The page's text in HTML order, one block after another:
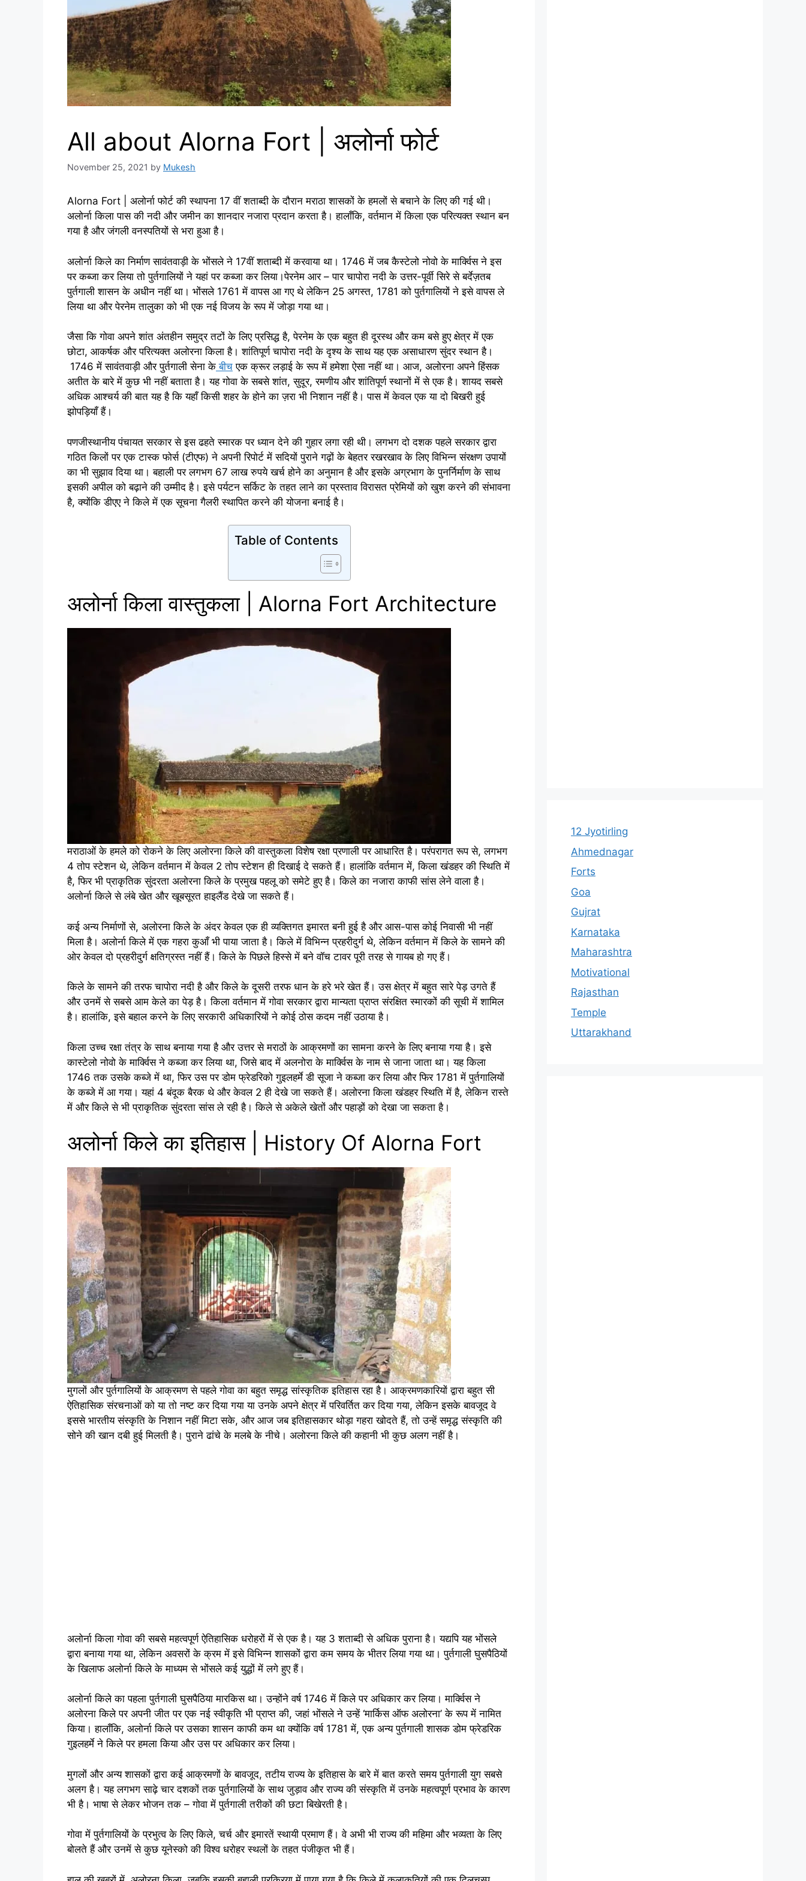
All about Alorna Fort | अलोर्ना फोर्ट
November 25, 2021 by Mukesh
Alorna Fort | अलोर्ना फोर्ट की स्थापना 17 वीं शताब्दी के दौरान मराठा शासकों के हमलों से बचाने के लिए की गई थी।
अलोर्ना किला पास की नदी और जमीन का शानदार नजारा प्रदान करता है। हालाँकि, वर्तमान में किला एक परित्यक्त स्थान बन
गया है और जंगली वनस्पतियों से भरा हुआ है।
अलोर्ना किले का निर्माण सावंतवाड़ी के भोंसले ने 17वीं शताब्दी में करवाया था। 1746 में जब कैस्टेलो नोवो के मार्क्विस ने इस
पर कब्जा कर लिया तो पुर्तगालियों ने यहां पर कब्जा कर लिया।पेरनेम आर – पार चापोरा नदी के उत्तर-पूर्वी सिरे से बर्देज़तब
पुर्तगाली शासन के अधीन नहीं था। भोंसले 1761 में वापस आ गए थे लेकिन 25 अगस्त, 1781 को पुर्तगालियों ने इसे वापस ले
लिया था और पेरनेम तालुका को भी एक नई विजय के रूप में जोड़ा गया था।
जैसा कि गोवा अपने शांत अंतहीन समुद्र तटों के लिए प्रसिद्ध है, पेरनेम के एक बहुत ही दूरस्थ और कम बसे हुए क्षेत्र में एक
छोटा, आकर्षक और परित्यक्त अलोरना किला है। शांतिपूर्ण चापोरा नदी के दृश्य के साथ यह एक असाधारण सुंदर स्थान है।
1746 में सावंतवाड़ी और पुर्तगाली सेना के बीच एक क्रूर लड़ाई के रूप में हमेशा ऐसा नहीं था। आज, अलोरना अपने हिंसक
अतीत के बारे में कुछ भी नहीं बताता है। यह गोवा के सबसे शांत, सुदूर, रमणीय और शांतिपूर्ण स्थानों में से एक है। शायद सबसे
अधिक आश्चर्य की बात यह है कि यहाँ किसी शहर के होने का ज़रा भी निशान नहीं है। पास में केवल एक या दो बिखरी हुई
झोपड़ियाँ हैं।
पणजीस्थानीय पंचायत सरकार से इस ढहते स्मारक पर ध्यान देने की गुहार लगा रही थी। लगभग दो दशक पहले सरकार द्वारा
गठित किलों पर एक टास्क फोर्स (टीएफ) ने अपनी रिपोर्ट में सदियों पुराने गढ़ों के बेहतर रखरखाव के लिए विभिन्न संरक्षण उपायों
का भी सुझाव दिया था। बहाली पर लगभग 67 लाख रुपये खर्च होने का अनुमान है और इसके अग्रभाग के पुनर्निर्माण के साथ
इसकी अपील को बढ़ाने की उम्मीद है। इसे पर्यटन सर्किट के तहत लाने का प्रस्ताव विरासत प्रेमियों को खुश करने की संभावना
है, क्योंकि डीएए ने किले में एक सूचना गैलरी स्थापित करने की योजना बनाई है।
Table of Contents
अलोर्ना किला वास्तुकला | Alorna Fort Architecture
मराठाओं के हमले को रोकने के लिए अलोरना किले की वास्तुकला विशेष रक्षा प्रणाली पर आधारित है। परंपरागत रूप से, लगभग
4 तोप स्टेशन थे, लेकिन वर्तमान में केवल 2 तोप स्टेशन ही दिखाई दे सकते हैं। हालांकि वर्तमान में, किला खंडहर की स्थिति में
है, फिर भी प्राकृतिक सुंदरता अलोरना किले के प्रमुख पहलू को समेटे हुए है। किले का नजारा काफी सांस लेने वाला है।
अलोर्ना किले से लंबे खेत और खूबसूरत हाइलैंड देखे जा सकते हैं।
कई अन्य निर्माणों से, अलोरना किले के अंदर केवल एक ही व्यक्तिगत इमारत बनी हुई है और आस-पास कोई निवासी भी नहीं
मिला है। अलोर्ना किले में एक गहरा कुआँ भी पाया जाता है। किले में विभिन्न प्रहरीदुर्ग थे, लेकिन वर्तमान में किले के सामने की
ओर केवल दो प्रहरीदुर्ग क्षतिग्रस्त नहीं हैं। किले के पिछले हिस्से में बने वॉच टावर पूरी तरह से गायब हो गए हैं।
किले के सामने की तरफ चापोरा नदी है और किले के दूसरी तरफ धान के हरे भरे खेत हैं। उस क्षेत्र में बहुत सारे पेड़ उगते हैं
और उनमें से सबसे आम केले का पेड़ है। किला वर्तमान में गोवा सरकार द्वारा मान्यता प्राप्त संरक्षित स्मारकों की सूची में शामिल
है। हालांकि, इसे बहाल करने के लिए सरकारी अधिकारियों ने कोई ठोस कदम नहीं उठाया है।
किला उच्च रक्षा तंत्र के साथ बनाया गया है और उत्तर से मराठों के आक्रमणों का सामना करने के लिए बनाया गया है। इसे
कास्टेलो नोवो के मार्क्विस ने कब्जा कर लिया था, जिसे बाद में अलनोरा के मार्क्विस के नाम से जाना जाता था। यह किला
1746 तक उसके कब्जे में था, फिर उस पर डोम फ्रेडरिको गुइलहर्मे डी सूजा ने कब्जा कर लिया और फिर 1781 में पुर्तगालियों
के कब्जे में आ गया। यहां 4 बंदूक बैरक थे और केवल 2 ही देखे जा सकते हैं। अलोरना किला खंडहर स्थिति में है, लेकिन रास्ते
में और किले से भी प्राकृतिक सुंदरता सांस ले रही है। किले से अकेले खेतों और पहाड़ों को देखा जा सकता है।
अलोर्ना किले का इतिहास | History Of Alorna Fort
मुगलों और पुर्तगालियों के आक्रमण से पहले गोवा का बहुत समृद्ध सांस्कृतिक इतिहास रहा है। आक्रमणकारियों द्वारा बहुत सी
ऐतिहासिक संरचनाओं को या तो नष्ट कर दिया गया या उनके अपने क्षेत्र में परिवर्तित कर दिया गया, लेकिन इसके बावजूद वे
इससे भारतीय संस्कृति के निशान नहीं मिटा सके, और आज जब इतिहासकार थोड़ा गहरा खोदते हैं, तो उन्हें समृद्ध संस्कृति की
सोने की खान दबी हुई मिलती है। पुराने ढांचे के मलबे के नीचे। अलोरना किले की कहानी भी कुछ अलग नहीं है।
अलोर्ना किला गोवा की सबसे महत्वपूर्ण ऐतिहासिक धरोहरों में से एक है। यह 3 शताब्दी से अधिक पुराना है। यद्यपि यह भोंसले
द्वारा बनाया गया था, लेकिन अवसरों के क्रम में इसे विभिन्न शासकों द्वारा कम समय के भीतर लिया गया था। पुर्तगाली घुसपैठियों
के खिलाफ अलोर्ना किले के माध्यम से भोंसले कई युद्धों में लगे हुए हैं।
अलोर्ना किले का पहला पुर्तगाली घुसपैठिया मारकिस था। उन्होंने वर्ष 1746 में किले पर अधिकार कर लिया। मार्क्विस ने
अलोरना किले पर अपनी जीत पर एक नई स्वीकृति भी प्राप्त की, जहां भोंसले ने उन्हें ‘मार्किस ऑफ अलोरना’ के रूप में नामित
किया। हालाँकि, अलोर्ना किले पर उसका शासन काफी कम था क्योंकि वर्ष 1781 में, एक अन्य पुर्तगाली शासक डोम फ्रेडरिक
गुइलहर्मे ने किले पर हमला किया और उस पर अधिकार कर लिया।
मुगलों और अन्य शासकों द्वारा कई आक्रमणों के बावजूद, तटीय राज्य के इतिहास के बारे में बात करते समय पुर्तगाली युग सबसे
अलग है। यह लगभग साढ़े चार दशकों तक पुर्तगालियों के साथ जुड़ाव और राज्य की संस्कृति में उनके महत्वपूर्ण प्रभाव के कारण
भी है। भाषा से लेकर भोजन तक – गोवा में पुर्तगाली तरीकों की छटा बिखेरती है।
गोवा में पुर्तगालियों के प्रभुत्व के लिए किले, चर्च और इमारतें स्थायी प्रमाण हैं। वे अभी भी राज्य की महिमा और भव्यता के लिए
बोलते हैं और उनमें से कुछ यूनेस्को की विश्व धरोहर स्थलों के तहत पंजीकृत भी हैं।
12 Jyotirling
Ahmednagar
Forts
Goa
Gujrat
Karnataka
Maharashtra
Motivational
Rajasthan
Temple
Uttarakhand